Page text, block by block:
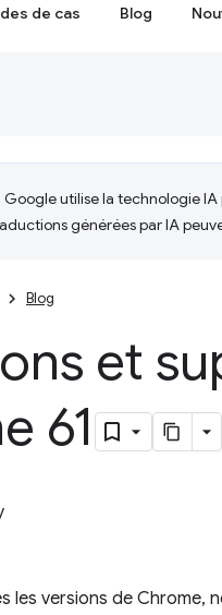
de cas Blog
Google utilise la technologie
générées par IA
Blog
et
61
les versions de Chrome,